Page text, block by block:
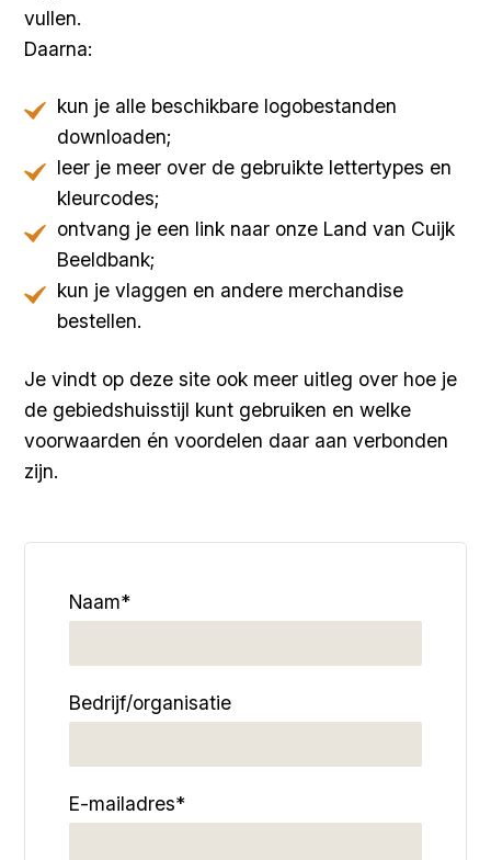
vullen.
Daarna:
kun je alle beschikbare logobestanden
downloaden;
leer je meer over de gebruikte lettertypes en
kleurcodes;
ontvang je een link naar onze Land van Cuijk
Beeldbank;
kun je vlaggen en andere merchandise
bestellen.
Je vindt op deze site ook meer uitleg over hoe je
de gebiedshuisstijl kunt gebruiken en welke
voorwaarden én voordelen daar aan verbonden
zijn.
Naam*
Bedrijf/organisatie
E-mailadres*